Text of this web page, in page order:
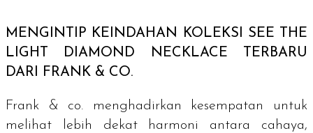
MENGINTIP KEINDAHAN KOLEKSI SEE THE
LIGHT
DIAMOND NECKLACE TERBARU
DARI FRANK & CO.
Frank & co. menghadirkan kesempatan untuk
melihat lebih dekat harmoni antara cahaya,